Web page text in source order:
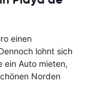
einen
lohnt sich
ein Auto mieten,
Norden